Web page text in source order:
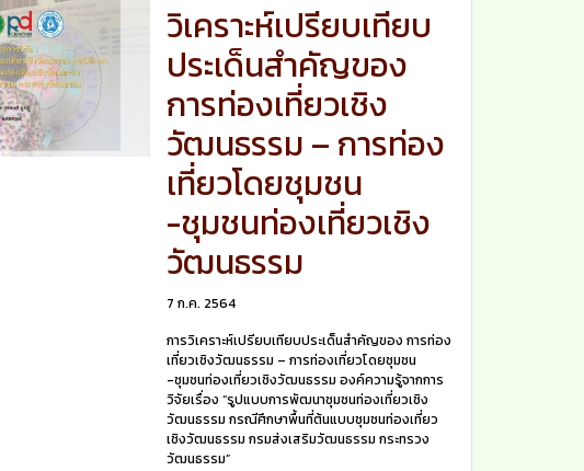
วิเคราะห์เปรียบเทียบ
ประเด็นสำคัญของ
การท่องเที่ยวเชิง
วัฒนธรรม – การท่อง
เที่ยวโดยชุมชน
-ชุมชนท่องเที่ยวเชิง
วัฒนธรรม
7 ก.ค. 2564
การวิเคราะห์เปรียบเทียบประเด็นสำคัญของ การท่อง
เที่ยวเชิงวัฒนธรรม – การท่องเที่ยวโดยชุมชน
-ชุมชนท่องเที่ยวเชิงวัฒนธรรม องค์ความรู้จากการ
วิจัยเรื่อง “รูปแบบการพัฒนาชุมชนท่องเที่ยวเชิง
วัฒนธรรม กรณีศึกษาพื้นที่ต้นแบบชุมชนท่องเที่ยว
เชิงวัฒนธรรม กรมส่งเสริมวัฒนธรรม กระทรวง
วัฒนธรรม”